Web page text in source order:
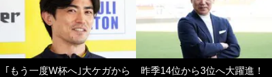
｢もう一度W杯へ｣大ケガから
昨季14位から3位へ大躍進！